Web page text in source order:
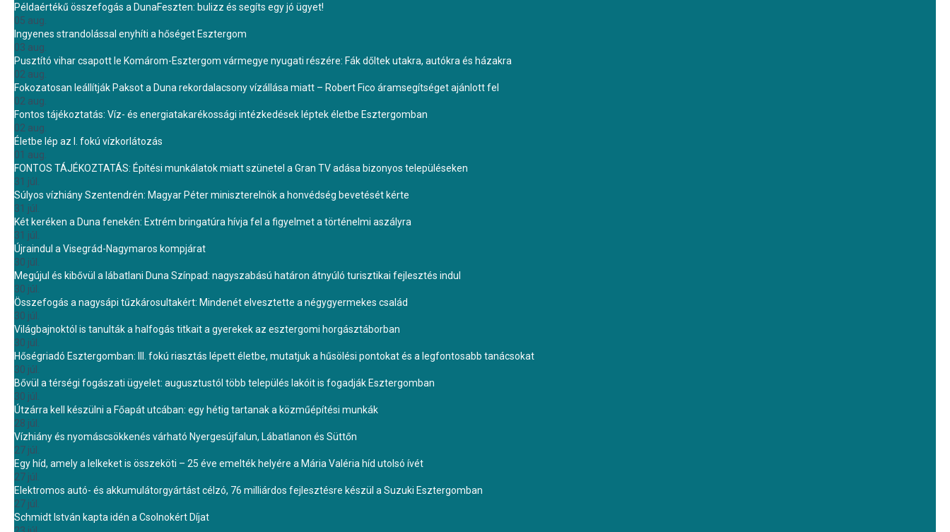
Példaértékű összefogás a DunaFeszten: bulizz és segíts egy jó ügyet!
05 aug.
Ingyenes strandolással enyhíti a hőséget Esztergom
03 aug.
Pusztító vihar csapott le Komárom-Esztergom vármegye nyugati részére: Fák dőltek utakra, autókra és házakra
02 aug.
Fokozatosan leállítják Paksot a Duna rekordalacsony vízállása miatt – Robert Fico áramsegítséget ajánlott fel
02 aug.
Fontos tájékoztatás: Víz- és energiatakarékossági intézkedések léptek életbe Esztergomban
02 aug.
Életbe lép az I. fokú vízkorlátozás
01 aug.
FONTOS TÁJÉKOZTATÁS: Építési munkálatok miatt szünetel a Gran TV adása bizonyos településeken
31 júl.
Súlyos vízhiány Szentendrén: Magyar Péter miniszterelnök a honvédség bevetését kérte
31 júl.
Két keréken a Duna fenekén: Extrém bringatúra hívja fel a figyelmet a történelmi aszályra
31 júl.
Újraindul a Visegrád-Nagymaros kompjárat
30 júl.
Megújul és kibővül a lábatlani Duna Színpad: nagyszabású határon átnyúló turisztikai fejlesztés indul
30 júl.
Összefogás a nagysápi tűzkárosultakért: Mindenét elvesztette a négygyermekes család
30 júl.
Világbajnoktól is tanulták a halfogás titkait a gyerekek az esztergomi horgásztáborban
30 júl.
Hőségriadó Esztergomban: III. fokú riasztás lépett életbe, mutatjuk a hűsölési pontokat és a legfontosabb tanácsokat
30 júl.
Bővül a térségi fogászati ügyelet: augusztustól több település lakóit is fogadják Esztergomban
30 júl.
Útzárra kell készülni a Főapát utcában: egy hétig tartanak a közműépítési munkák
28 júl.
Vízhiány és nyomáscsökkenés várható Nyergesújfalun, Lábatlanon és Süttőn
27 júl.
Egy híd, amely a lelkeket is összeköti – 25 éve emelték helyére a Mária Valéria híd utolsó ívét
27 júl.
Elektromos autó- és akkumulátorgyártást célzó, 76 milliárdos fejlesztésre készül a Suzuki Esztergomban
27 júl.
Schmidt István kapta idén a Csolnokért Díjat